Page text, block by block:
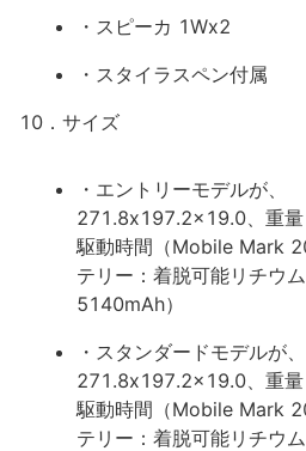
・スピーカ 1Wx2
・スタイラスペン付属
10．サイズ
・エントリーモデルが、
271.8x197.2x19.0、重
駆動時間（Mobile Mark
テリー：着脱可能リチウ
5140mAh）
・スタンダードモデルが、
271.8x197.2x19.0、重
駆動時間（Mobile Mark
テリー：着脱可能リチウ